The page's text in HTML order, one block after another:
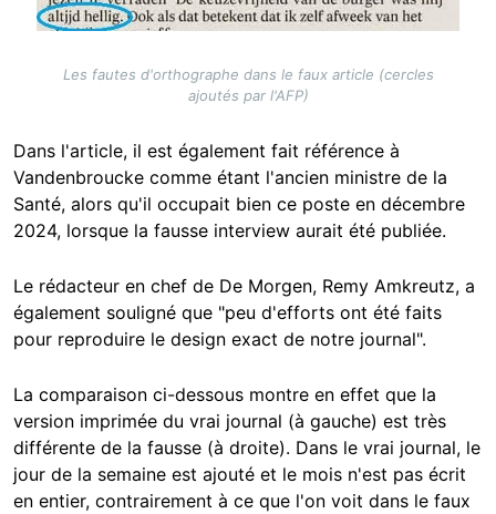
Les fautes d'orthographe dans le faux article (cercles
ajoutés par l'AFP)
Dans l'article, il est également fait référence à
Vandenbroucke comme étant l'ancien ministre de la
Santé, alors qu'il occupait bien ce poste en décembre
2024, lorsque la fausse interview aurait été publiée.
Le rédacteur en chef de De Morgen, Remy Amkreutz, a
également souligné que "peu d'efforts ont été faits
pour reproduire le design exact de notre journal".
La comparaison ci-dessous montre en effet que la
version imprimée du vrai journal (à gauche) est très
différente de la fausse (à droite). Dans le vrai journal, le
jour de la semaine est ajouté et le mois n'est pas écrit
en entier, contrairement à ce que l'on voit dans le faux